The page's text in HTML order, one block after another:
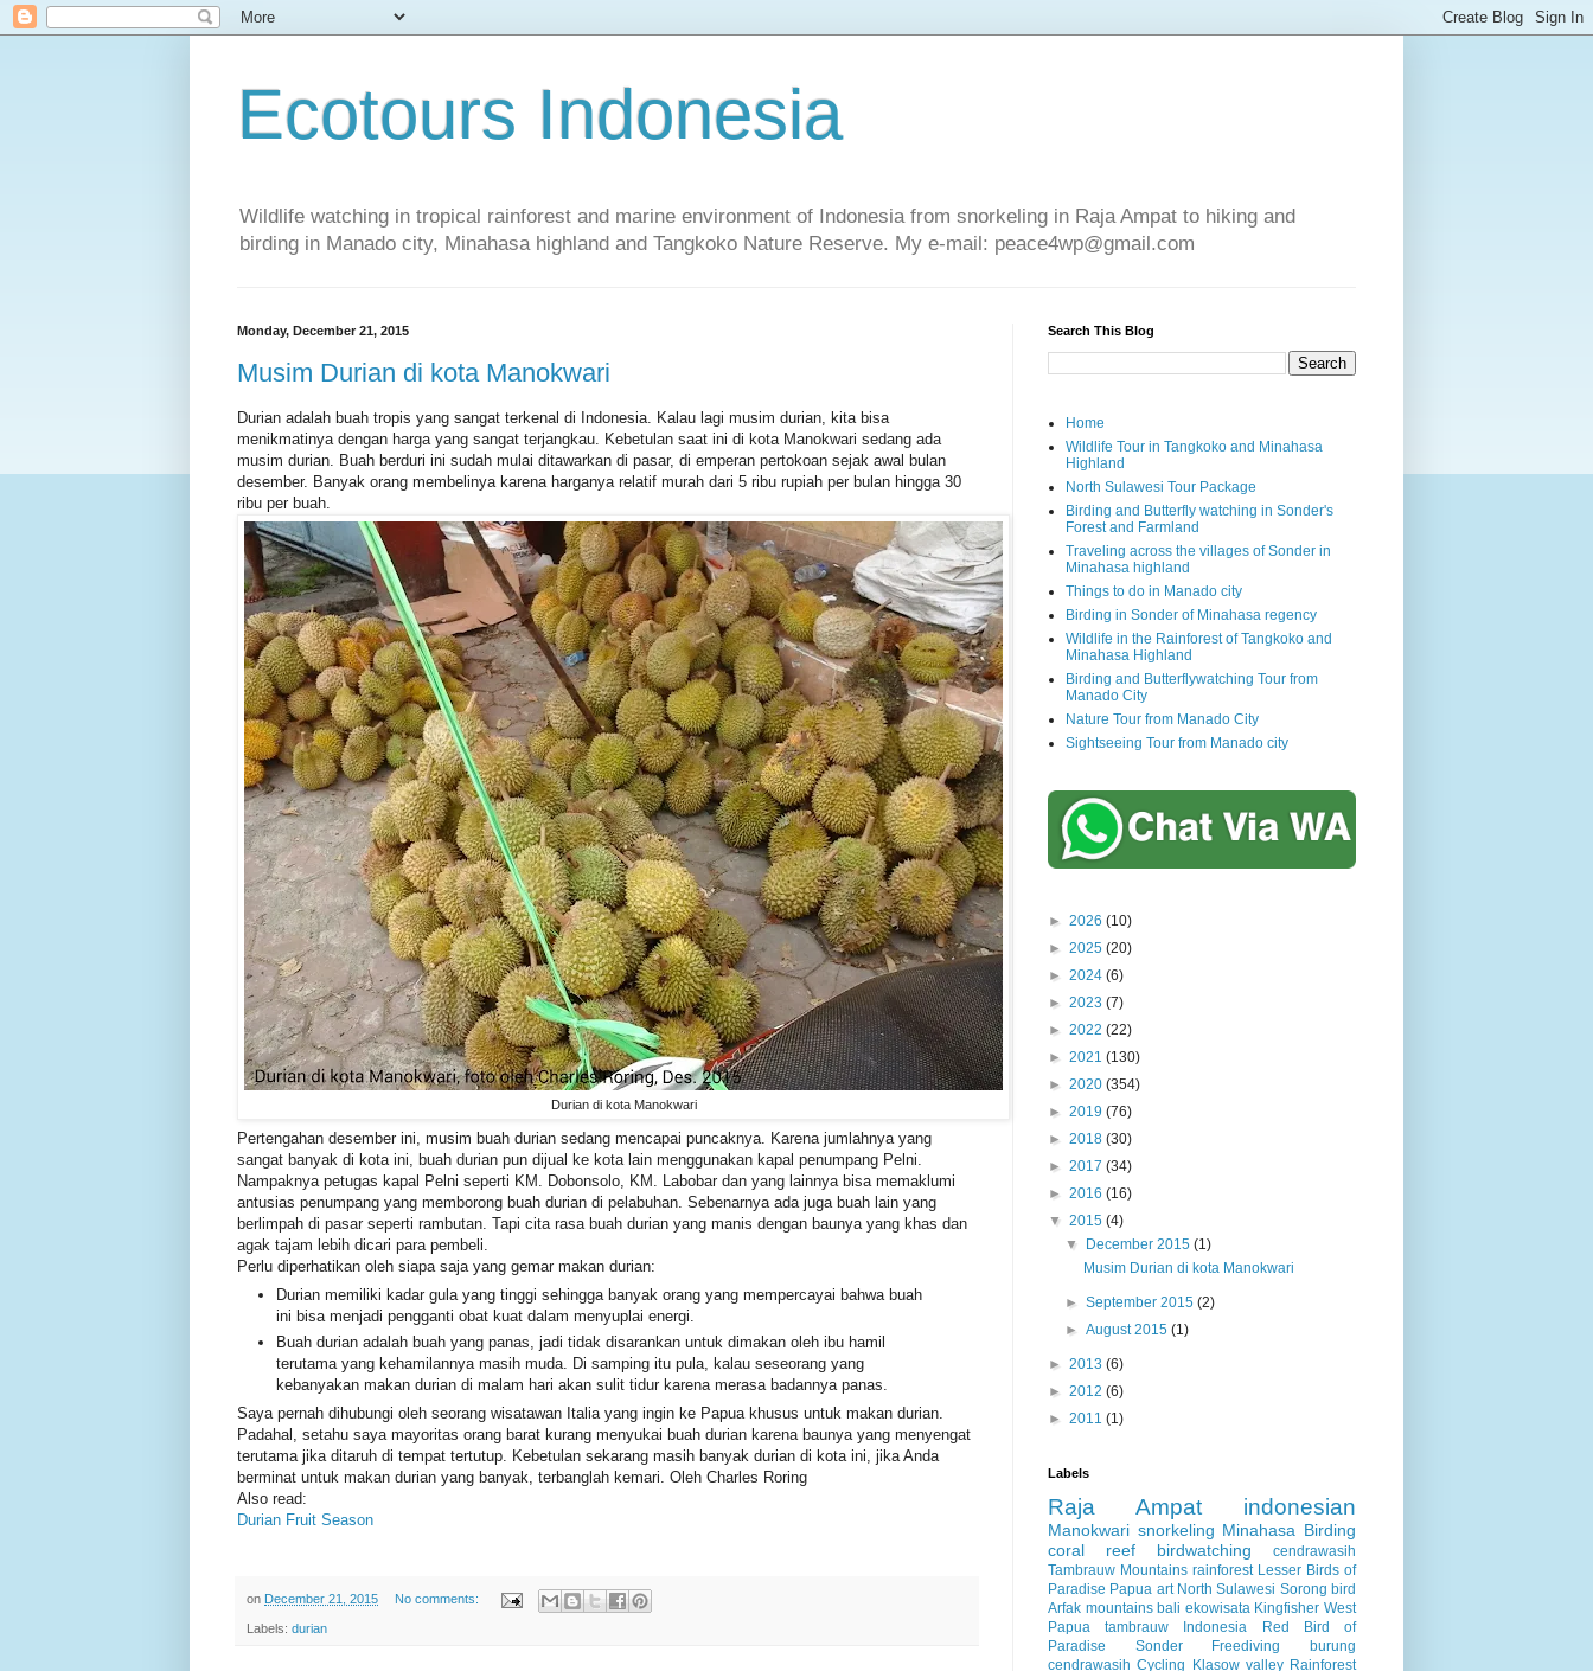
Ecotours Indonesia
Wildlife watching in tropical rainforest and marine environment of Indonesia from snorkeling in Raja Ampat to hiking and
birding in Manado city, Minahasa highland and Tangkoko Nature Reserve. My e-mail: peace4wp@gmail.com
Monday, December 21, 2015
Musim Durian di kota Manokwari
Durian adalah buah tropis yang sangat terkenal di Indonesia. Kalau lagi musim durian, kita bisa
menikmatinya dengan harga yang sangat terjangkau. Kebetulan saat ini di kota Manokwari sedang ada
musim durian. Buah berduri ini sudah mulai ditawarkan di pasar, di emperan pertokoan sejak awal bulan
desember. Banyak orang membelinya karena harganya relatif murah dari 5 ribu rupiah per bulan hingga 30
ribu per buah.
Durian di kota Manokwari
Pertengahan desember ini, musim buah durian sedang mencapai puncaknya. Karena jumlahnya yang
sangat banyak di kota ini, buah durian pun dijual ke kota lain menggunakan kapal penumpang Pelni.
Nampaknya petugas kapal Pelni seperti KM. Dobonsolo, KM. Labobar dan yang lainnya bisa memaklumi
antusias penumpang yang memborong buah durian di pelabuhan. Sebenarnya ada juga buah lain yang
berlimpah di pasar seperti rambutan. Tapi cita rasa buah durian yang manis dengan baunya yang khas dan
agak tajam lebih dicari para pembeli.
Perlu diperhatikan oleh siapa saja yang gemar makan durian:
Durian memiliki kadar gula yang tinggi sehingga banyak orang yang mempercayai bahwa buah
ini bisa menjadi pengganti obat kuat dalam menyuplai energi.
Buah durian adalah buah yang panas, jadi tidak disarankan untuk dimakan oleh ibu hamil
terutama yang kehamilannya masih muda. Di samping itu pula, kalau seseorang yang
kebanyakan makan durian di malam hari akan sulit tidur karena merasa badannya panas.
Saya pernah dihubungi oleh seorang wisatawan Italia yang ingin ke Papua khusus untuk makan durian.
Padahal, setahu saya mayoritas orang barat kurang menyukai buah durian karena baunya yang menyengat
terutama jika ditaruh di tempat tertutup. Kebetulan sekarang masih banyak durian di kota ini, jika Anda
berminat untuk makan durian yang banyak, terbanglah kemari. Oleh Charles Roring
Also read:
Durian Fruit Season
on December 21, 2015 No comments:
Labels: durian
Search This Blog
Home
Wildlife Tour in Tangkoko and Minahasa
Highland
North Sulawesi Tour Package
Birding and Butterfly watching in Sonder's
Forest and Farmland
Traveling across the villages of Sonder in
Minahasa highland
Things to do in Manado city
Birding in Sonder of Minahasa regency
Wildlife in the Rainforest of Tangkoko and
Minahasa Highland
Birding and Butterflywatching Tour from
Manado City
Nature Tour from Manado City
Sightseeing Tour from Manado city
► 2026 (10)
► 2025 (20)
► 2024 (6)
► 2023 (7)
► 2022 (22)
► 2021 (130)
► 2020 (354)
► 2019 (76)
► 2018 (30)
► 2017 (34)
► 2016 (16)
▼ 2015 (4)
▼ December 2015(1)
Musim Durian di kota Manokwari
►September 2015(2)
►August 2015(1)
► 2013 (6)
► 2012 (6)
► 2011 (1)
Labels
Raja Ampat indonesian
Manokwari snorkeling Minahasa Birding
coral reef
birdwatching
cendrawasih
Tambrauw Mountains rainforest Lesser Birds of
Paradise Papua art North Sulawesi Sorong bird
Arfak mountains bali ekowisata Kingfisher West
Papua
tambrauw Indonesia
Red Bird of
Paradise
Sonder Freediving
burung
cendrawasih Cycling Klasow valley Rainforest